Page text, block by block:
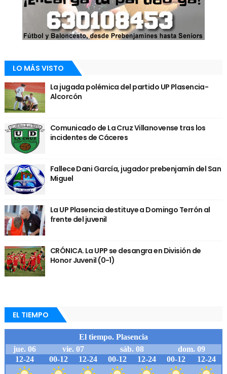
LO MÁS VISTO
La jugada polémica del partido UP Plasencia-
Alcorcón
Comunicado de La Cruz Villanovense tras los
incidentes de Cáceres
Fallece Dani García, jugador prebenjamín del San
Miguel
La UP Plasencia destituye a Domingo Terrón al
frente del juvenil
CRÓNICA. La UPP se desangra en División de
Honor Juvenil (0-1)
EL TIEMPO